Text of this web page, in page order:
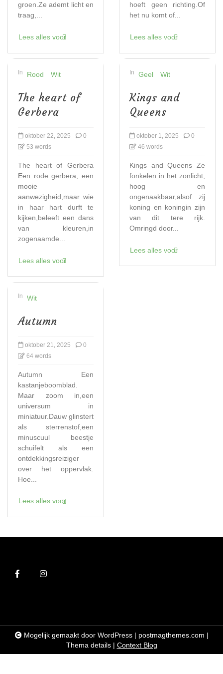
groen.Ze ademt licht en
traag,...
Lees alles voor
In Rood Wit
The heart of
Gerbera
oktober 22, 2025
0
53 words
The heart of Gerbera
Een rode gerbera, een
mooie
aanwezigheid,maar wie
in haar hart durft te
kijken,beleeft een dans
van kleuren,in
zogenaamde...
Lees alles voor
In Wit
Autumn
oktober 21, 2025
0
64 words
Autumn Een
kastanjeboomblad.
Maar zoom in,een
universum in
miniatuur.Dauw glinstert
als sterrenstof,een
minuscuul beestje
schuifelt als een
ontdekkingsreiziger
over het oppervlak.
Hoe...
Lees alles voor
hoeft geen richting.Of
het nu komt of...
Lees alles voor
In Geel Wit
Kings and
Queens
oktober 1, 2025
0
46 words
Kings and Queens Ze
fonkelen in het zonlicht,
hoog en
ongenaakbaar,alsof zij
koning en koningin zijn
van dit tere rijk.
Omringd door...
Lees alles voor
Mogelijk gemaakt door WordPress postmagthemes.com
Thema details
Context Blog